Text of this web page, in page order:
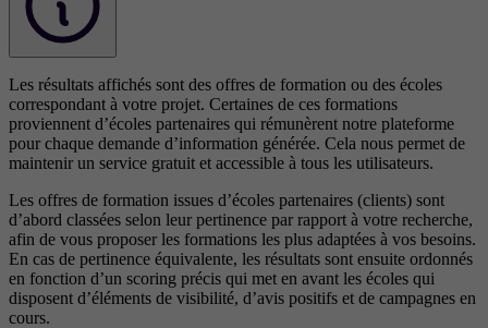
Les résultats affichés sont des offres de formation ou des écoles
correspondant à votre projet. Certaines de ces formations
proviennent d’écoles partenaires qui rémunèrent notre plateforme
pour chaque demande d’information générée. Cela nous permet de
maintenir un service gratuit et accessible à tous les utilisateurs.
Les offres de formation issues d’écoles partenaires (clients) sont
d’abord classées selon leur pertinence par rapport à votre recherche,
afin de vous proposer les formations les plus adaptées à vos besoins.
En cas de pertinence équivalente, les résultats sont ensuite ordonnés
en fonction d’un scoring précis qui met en avant les écoles qui
disposent d’éléments de visibilité, d’avis positifs et de campagnes en
cours.